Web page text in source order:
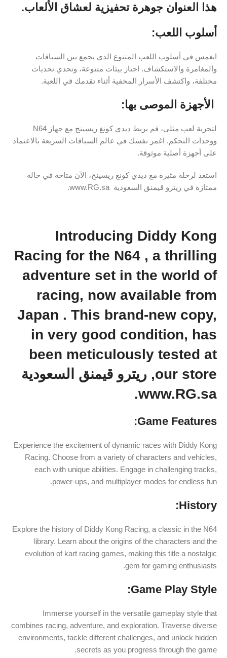
هذا العنوان جوهرة تحفيزية لعشاق الألعاب.
أسلوب اللعب:
انغمس في أسلوب اللعب المتنوع الذي يجمع بين السباقات
والمغامرة والاستكشاف. اجتاز بيئات متنوعة، وتحدي تحديات
مختلفة، واكتشف الأسرار المخفية أثناء تقدمك في اللعبة.
️ الأجهزة الموصى بها:
لتجربة لعب مثلى، قم بربط ديدي كونغ ريسينج مع جهاز N64
ووحدات التحكم. اغمر نفسك في عالم السباقات السريعة بالاعتماد
على أجهزة أصلية موثوقة.
استعد لرحلة مثيرة مع ديدي كونغ ريسينج، الآن متاحة في حالة
ممتازة في ريترو قيمنق السعودية ️ www.RG.sa.
Introducing Diddy Kong
Racing for the N64 , a thrilling
adventure set in the world of
racing, now available from
Japan . This brand-new copy,
in very good condition, has
been meticulously tested at
our store, ريترو قيمنق السعودية ️
www.RG.sa.
Game Features:
Experience the excitement of dynamic races with Diddy Kong
Racing. Choose from a variety of characters and vehicles,
each with unique abilities. Engage in challenging tracks,
power-ups, and multiplayer modes for endless fun.
History:
Explore the history of Diddy Kong Racing, a classic in the N64
library. Learn about the origins of the characters and the
evolution of kart racing games, making this title a nostalgic
gem for gaming enthusiasts.
Game Play Style:
Immerse yourself in the versatile gameplay style that
combines racing, adventure, and exploration. Traverse diverse
environments, tackle different challenges, and unlock hidden
secrets as you progress through the game.